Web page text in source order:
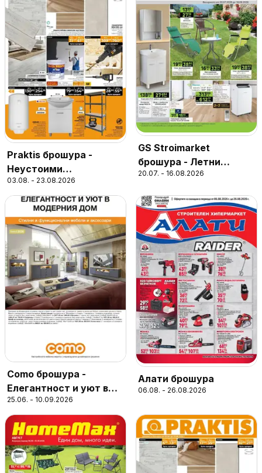
Praktis брошура -
Неустоими
предложения
03.08. - 23.08.2026
GS Stroimarket
брошура - Летни
предложения
20.07. - 16.08.2026
Como брошура -
Елегантност и уют в
модерния дом
25.06. - 10.09.2026
Алати брошура
06.08. - 26.08.2026